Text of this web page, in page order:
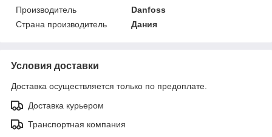
Производитель
Danfoss
Страна производитель
Дания
Условия доставки
Доставка осуществляется только по предоплате.
Доставка курьером
Транспортная компания